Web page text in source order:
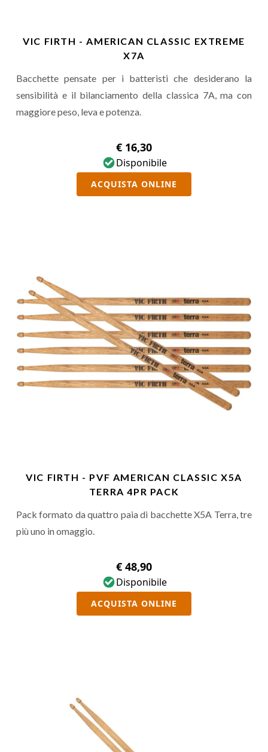
VIC FIRTH - AMERICAN CLASSIC EXTREME
X7A
Bacchette pensate per i batteristi che desiderano la
sensibilità e il bilanciamento della classica 7A, ma con
maggiore peso, leva e potenza.
€ 16,30
Disponibile
ACQUISTA ONLINE
VIC FIRTH - PVF AMERICAN CLASSIC X5A
TERRA 4PR PACK
Pack formato da quattro paia di bacchette X5A Terra, tre
più uno in omaggio.
€ 48,90
Disponibile
ACQUISTA ONLINE